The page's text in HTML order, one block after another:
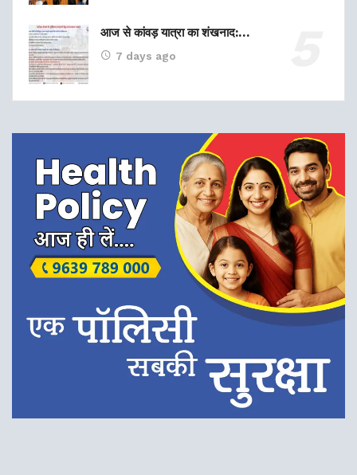
आज से कांवड़ यात्रा का शंखनाद:…
7 days ago